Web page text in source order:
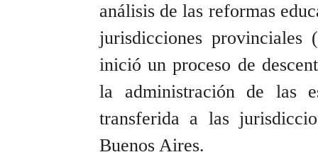
análisis de las reformas
jurisdicciones
inició un proceso de
la administración de las
transferida a las
Buenos Aires.